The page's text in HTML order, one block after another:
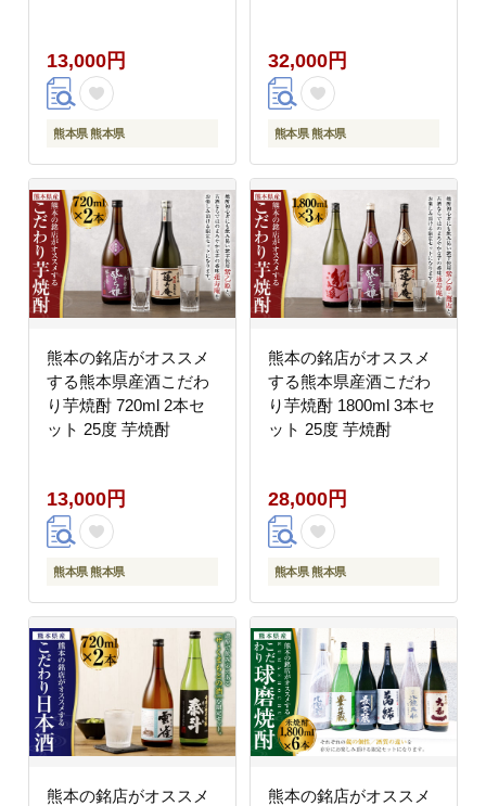
13,000円
熊本県 熊本県
32,000円
熊本県 熊本県
熊本の銘店がオススメ
する熊本県産酒こだわ
り芋焼酎 720ml 2本セ
ット 25度 芋焼酎
13,000円
熊本県 熊本県
熊本の銘店がオススメ
する熊本県産酒こだわ
り芋焼酎 1800ml 3本セ
ット 25度 芋焼酎
28,000円
熊本県 熊本県
熊本の銘店がオススメ
熊本の銘店がオススメ